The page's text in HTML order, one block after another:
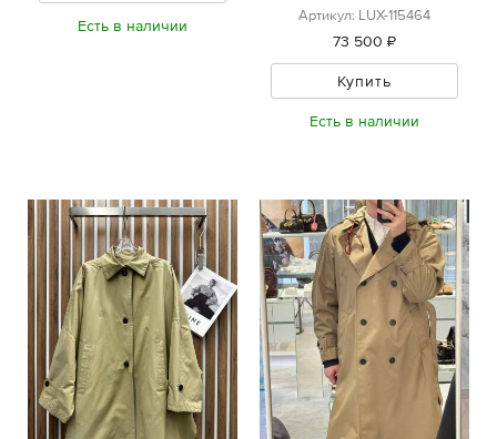
Есть в наличии
Артикул: LUX-115464
73 500 ₽
Купить
Есть в наличии